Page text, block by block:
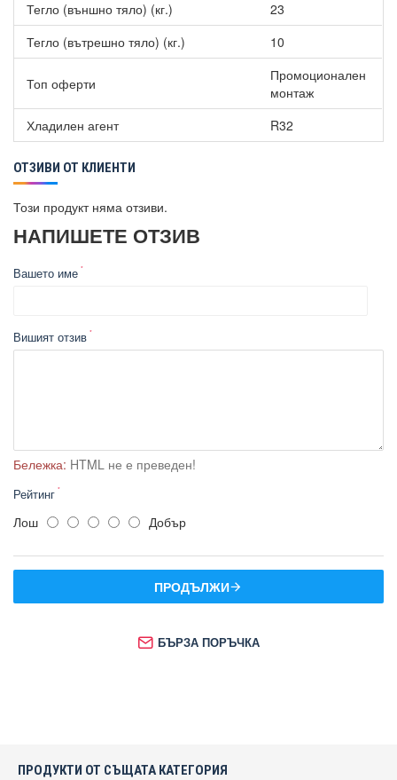
Тегло (външно тяло) (кг.)
23
Тегло (вътрешно тяло) (кг.)
10
Топ оферти
Промоционален
монтаж
Хладилен агент
R32
ОТЗИВИ ОТ КЛИЕНТИ
Този продукт няма отзиви.
НАПИШЕТЕ ОТЗИВ
Вашето име
Вишият отзив
Бележка: HTML не е преведен!
Рейтинг
Лош Добър
ПРОДЪЛЖИ
БЪРЗА ПОРЪЧКА
ПРОДУКТИ ОТ СЪЩАТА КАТЕГОРИЯ